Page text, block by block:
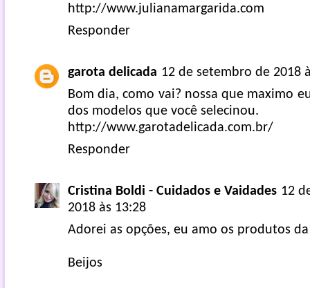
http://www.julianamargarida.com
Responder
garota delicada 12 de setembro de 2018
Bom dia, como vai? nossa que maximo
dos modelos que você selecinou.
http://www.garotadelicada.com.br/
Responder
Cristina Boldi - Cuidados e Vaidades 12
2018 às 13:28
Adorei as opções, eu amo os produtos
Beijos